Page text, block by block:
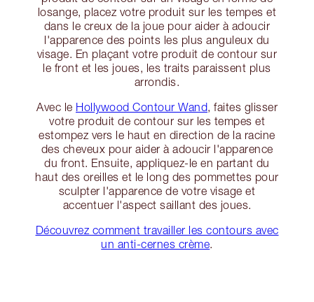
losange, placez votre produit sur les tempes et
dans le creux de la joue pour aider à adoucir
l'apparence des points les plus anguleux du
visage. En plaçant votre produit de contour sur
le front et les joues, les traits paraissent plus
arrondis.
Avec le Hollywood Contour Wand, faites glisser
votre produit de contour sur les tempes et
estompez vers le haut en direction de la racine
des cheveux pour aider à adoucir l'apparence
du front. Ensuite, appliquez-le en partant du
haut des oreilles et le long des pommettes pour
sculpter l'apparence de votre visage et
accentuer l'aspect saillant des joues.
Découvrez comment travailler les contours avec
un anti-cernes crème.